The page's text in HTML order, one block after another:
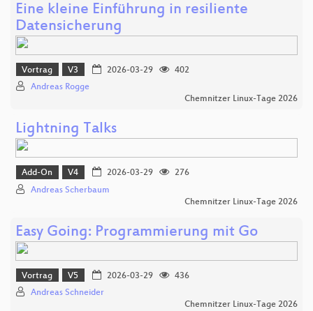
Eine kleine Einführung in resiliente
Datensicherung
Vortrag V3 2026-03-29
402
Andreas Rogge
Chemnitzer Linux-Tage 2026
Lightning Talks
Add-On V4 2026-03-29
276
Andreas Scherbaum
Chemnitzer Linux-Tage 2026
Easy Going: Programmierung mit Go
Vortrag V5 2026-03-29
436
Andreas Schneider
Chemnitzer Linux-Tage 2026